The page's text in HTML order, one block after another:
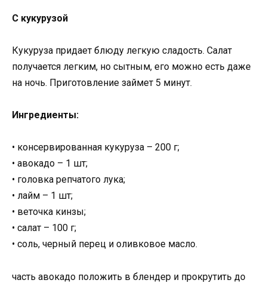
С кукурузой
Кукуруза придает блюду легкую сладость. Салат
получается легким, но сытным, его можно есть даже
на ночь. Приготовление займет 5 минут.
Ингредиенты:
• консервированная кукуруза – 200 г;
• авокадо – 1 шт;
• головка репчатого лука;
• лайм – 1 шт;
• веточка кинзы;
• салат – 100 г;
• соль, черный перец и оливковое масло.
часть авокадо положить в блендер и прокрутить до